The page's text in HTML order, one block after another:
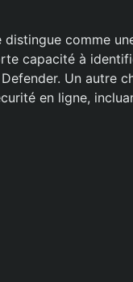
distingue comme
capacité à
Un autre
en ligne,